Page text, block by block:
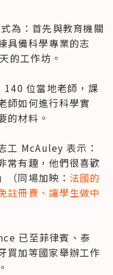
為：首先與教育機關
具備科學專業的志
的工作坊。
位當地老師，課
師如何進行科學實
的材料。
工 McAuley 表示：
常有趣，他們很喜歡
（同場加映： 法國的
註冊費、讓學生做中
已至菲律賓、泰
買加等國家舉辦工作